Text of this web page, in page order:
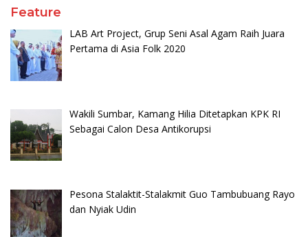
Feature
LAB Art Project, Grup Seni Asal Agam Raih Juara
Pertama di Asia Folk 2020
Wakili Sumbar, Kamang Hilia Ditetapkan KPK RI
Sebagai Calon Desa Antikorupsi
Pesona Stalaktit-Stalakmit Guo Tambubuang Rayo
dan Nyiak Udin